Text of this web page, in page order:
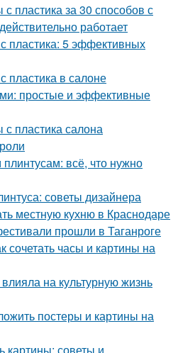
пластика за 30 способов с
работает
пластика: 5 эффективных
пластика в салоне
простые и эффективные
с пластика салона
всё, что нужно
советы дизайнера
местную кухню в Краснодаре
прошли в Таганроге
сочетать часы и картины на
на культурную жизнь
постеры и картины на